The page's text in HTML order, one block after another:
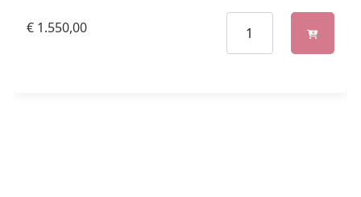
€ 1.550,00